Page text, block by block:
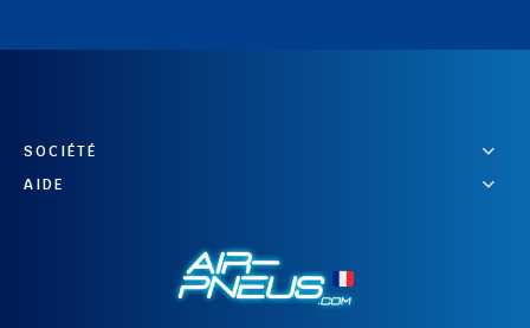
SOCIÉTÉ
AIDE